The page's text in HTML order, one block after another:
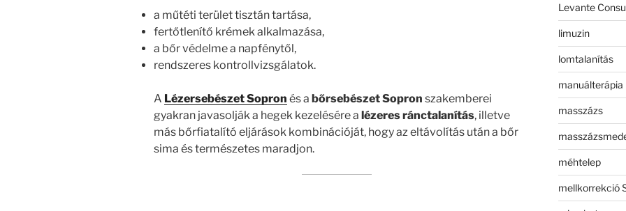
a műtéti terület tisztán tartása,
fertőtlenítő krémek alkalmazása,
a bőr védelme a napfénytől,
rendszeres kontrollvizsgálatok.
A Lézersebészet Sopron és a bőrsebészet Sopron szakemberei
gyakran javasolják a hegek kezelésére a lézeres ránctalanítás, illetve
más bőrfiatalító eljárások kombinációját, hogy az eltávolítás után a bőr
sima és természetes maradjon.
Levante
limuzin
lomtalanítás
manuálterápia
masszázs
méhtelep
mellkorrekció